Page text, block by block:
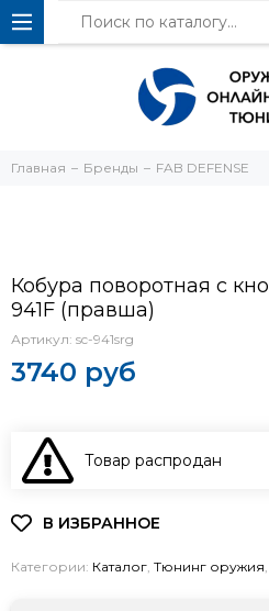
Главная Бренды FAB DEFENSE
Кобура поворотная с
941F (правша)
Артикул: sc-941srg
3740 руб
Товар распродан
Категории: Каталог, Тюнинг оружия,